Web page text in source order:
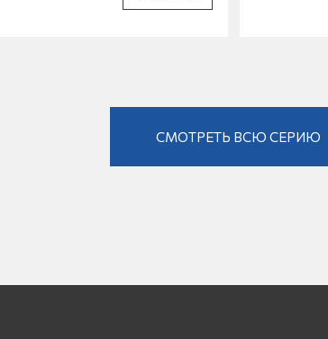
СМОТРЕТЬ ВСЮ СЕРИЮ